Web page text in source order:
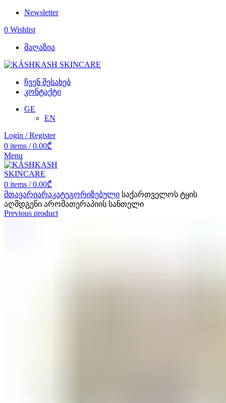
Newsletter
0 Wishlist
მაღაზია
ჩვენ შესახებ
კონტაქტი
GE
EN
Login / Register
0 items / 0.00₾
Menu
0 items / 0.00₾
მთავარიარაკატეგორიზებული საქართველოს ტყის
აღმდგენი არომათერაპიის სანთელი
Previous product